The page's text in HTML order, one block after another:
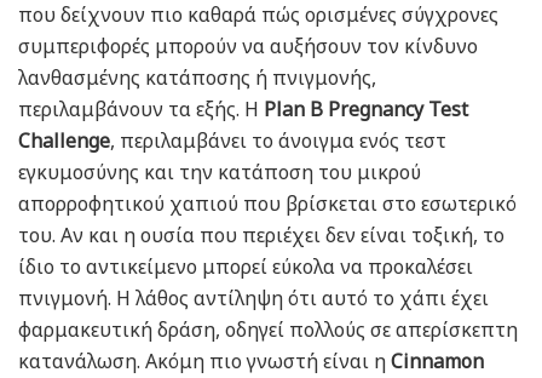
που δείχνουν πιο καθαρά πώς ορισμένες σύγχρονες
συμπεριφορές μπορούν να αυξήσουν τον κίνδυνο
λανθασμένης κατάποσης ή πνιγμονής,
περιλαμβάνουν τα εξής. Η Plan B Pregnancy Test
Challenge, περιλαμβάνει το άνοιγμα ενός τεστ
εγκυμοσύνης και την κατάποση του μικρού
απορροφητικού χαπιού που βρίσκεται στο εσωτερικό
του. Αν και η ουσία που περιέχει δεν είναι τοξική, το
ίδιο το αντικείμενο μπορεί εύκολα να προκαλέσει
πνιγμονή. Η λάθος αντίληψη ότι αυτό το χάπι έχει
φαρμακευτική δράση, οδηγεί πολλούς σε απερίσκεπτη
κατανάλωση. Ακόμη πιο γνωστή είναι ηCinnamon